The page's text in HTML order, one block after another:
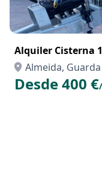
Alquiler Cisterna
Almeida, Guarda
Desde 400 €